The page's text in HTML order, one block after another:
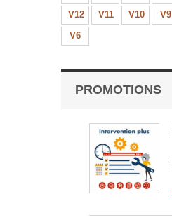
V12
V11 V10 V9
V6
PROMOTIONS